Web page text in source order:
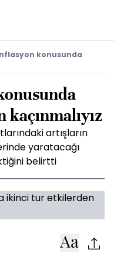
konusunda
artışların
yaratacağı
belirtti